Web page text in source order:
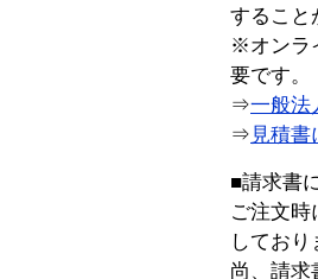
すること
※オンラ
要です。
⇒一般法
⇒ 見積書
■請求書
ご注文
しており
尚、請求